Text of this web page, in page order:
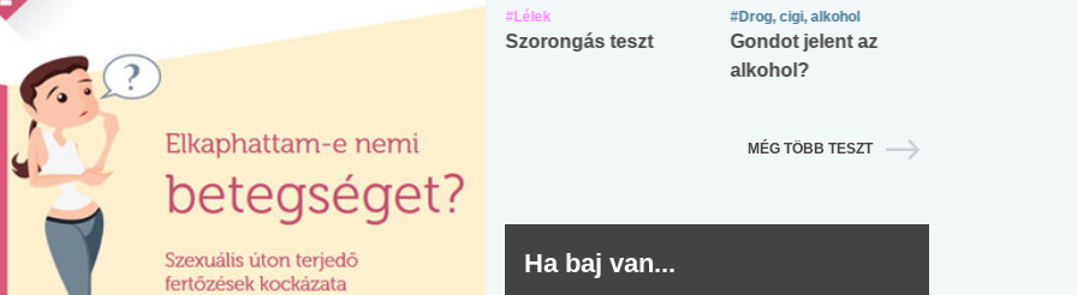
nyelvvizsga teszt -
No.42
Internet-függőség
#Lélek
Szorongás teszt
#Drog, cigi, alkohol
Gondot jelent az
alkohol?
MÉG TÖBB TESZT
Ha baj van...